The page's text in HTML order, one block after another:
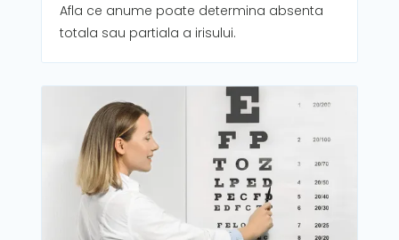
Afla ce anume poate determina absenta
totala sau partiala a irisului.